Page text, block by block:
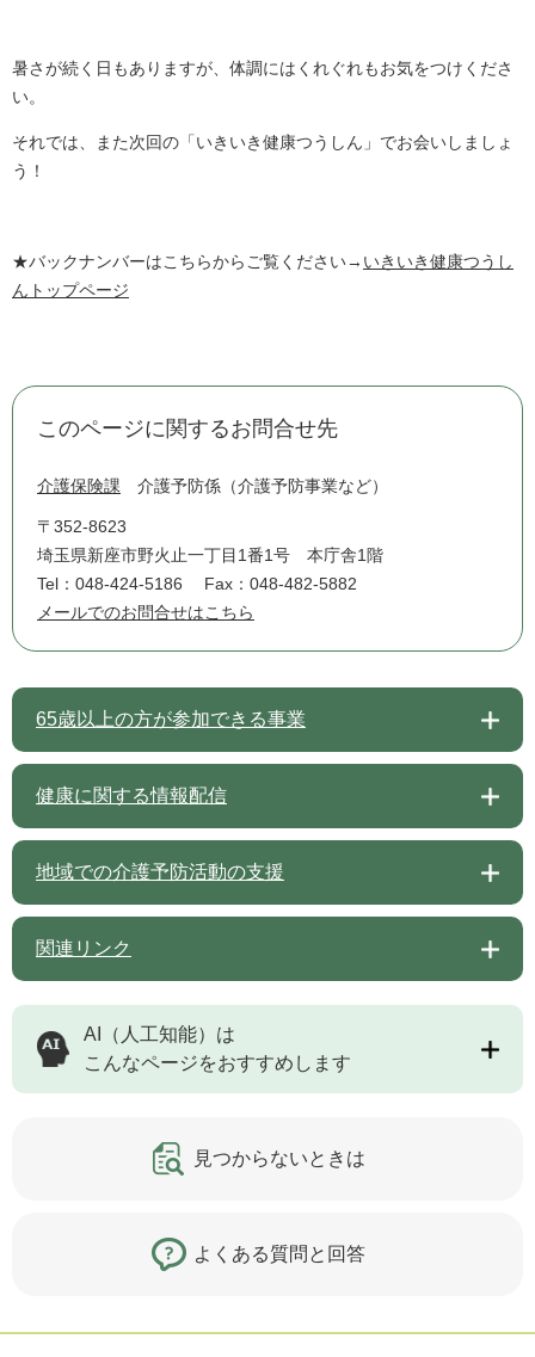
暑さが続く日もありますが、体調にはくれぐれもお気をつけくださ
い。
それでは、また次回の「いきいき健康つうしん」でお会いしましょ
う！
★バックナンバーはこちらからご覧ください→ いきいき健康つうし
んトップページ
このページに関するお問合せ先
介護保険課 介護予防係（介護予防事業など）
〒352-8623
埼玉県新座市野火止一丁目1番1号 本庁舎1階
Tel：048-424-5186
Fax：048-482-5882
メールでのお問合せはこちら
65歳以上の方が参加できる事業
健康に関する情報配信
地域での介護予防活動の支援
関連リンク
AI（人工知能）は
こんなページをおすすめします
見つからないときは
よくある質問と回答